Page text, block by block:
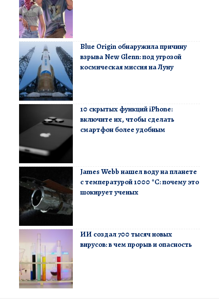
Blue Origin обнаружила причину
взрыва New Glenn: под угрозой
космическая миссия на Луну
10 скрытых функций iPhone:
включите их, чтобы сделать
смартфон более удобным
James Webb нашел воду на планете
с температурой 1000 °C: почему это
шокирует ученых
ИИ создал 700 тысяч новых
вирусов: в чем прорыв и опасность